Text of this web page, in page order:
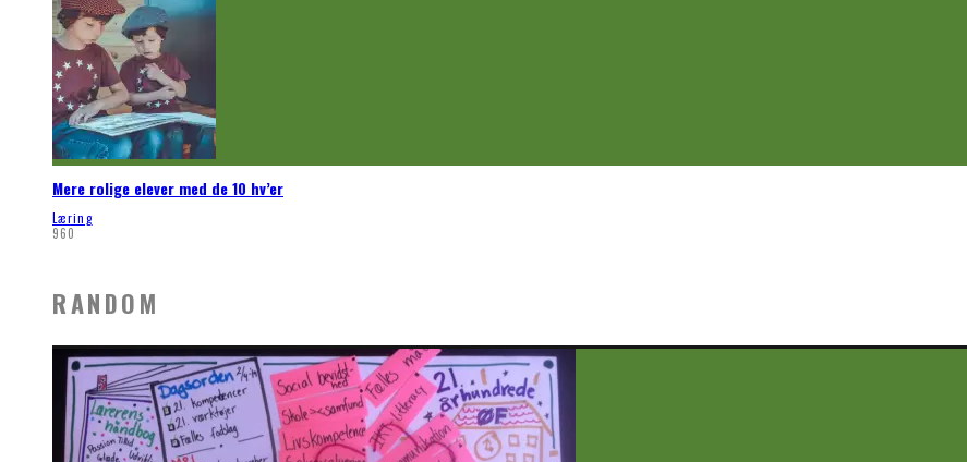
Mere rolige elever med de 10 hv’er
Læring
960
RANDOM